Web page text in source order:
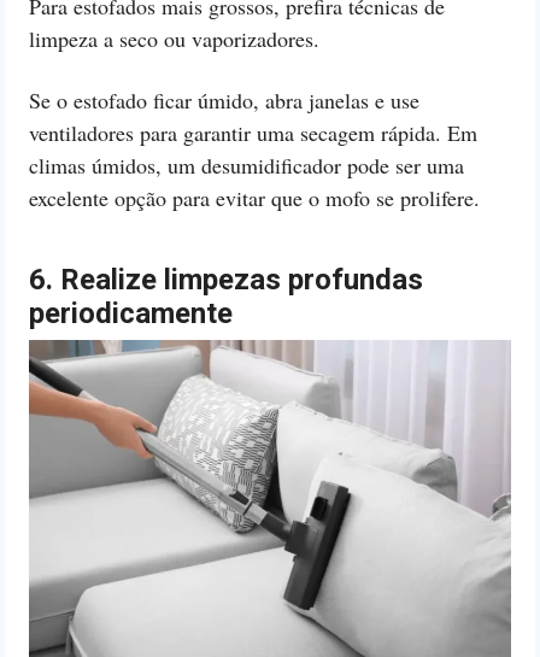
Para estofados mais grossos, prefira técnicas de
limpeza a seco ou vaporizadores.
Se o estofado ficar úmido, abra janelas e use
ventiladores para garantir uma secagem rápida. Em
climas úmidos, um desumidificador pode ser uma
excelente opção para evitar que o mofo se prolifere.
6. Realize limpezas profundas
periodicamente